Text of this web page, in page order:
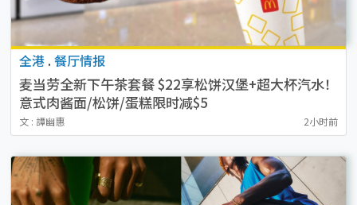
全港 . 餐厅情报
麦当劳全新下午茶套餐 $22享松饼汉堡+超大杯汽水！
意式肉酱面/松饼/蛋糕限时减$5
文 : 譚幽惠 2小时前